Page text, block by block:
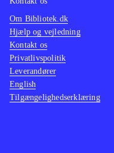
Om Bibliotek.dk
Hjælp og vejledning
Kontakt os
Privatlivspolitik
Leverandører
English
Tilgængelighedserklæring